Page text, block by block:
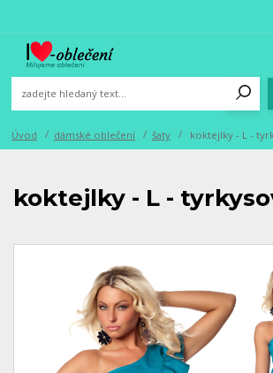
Úvod dámské oblečení šaty koktejlky - L -
koktejlky - L -